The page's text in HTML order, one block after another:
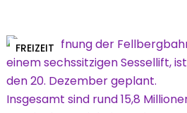
FREIZEIT